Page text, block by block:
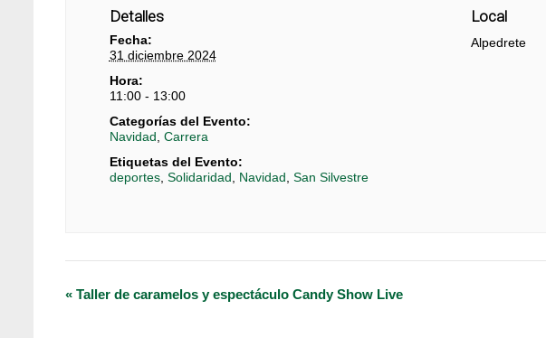
Detalles
Fecha:
31 diciembre 2024
Hora:
11:00 - 13:00
Categorías del Evento:
Navidad Carrera
Etiquetas del Evento:
deportes, Solidaridad Navidad San Silvestre
Local
Alpedrete
Navegación
« Taller de caramelos y espectáculo Candy Show Live